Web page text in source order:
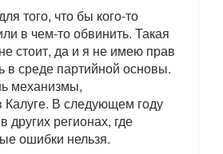
того, что бы кого-то
в чем-то обвинить. Такая
стоит, да и я не имею прав
в среде партийной основы.
механизмы,
В следующем году
регионах, где
ошибки нельзя.